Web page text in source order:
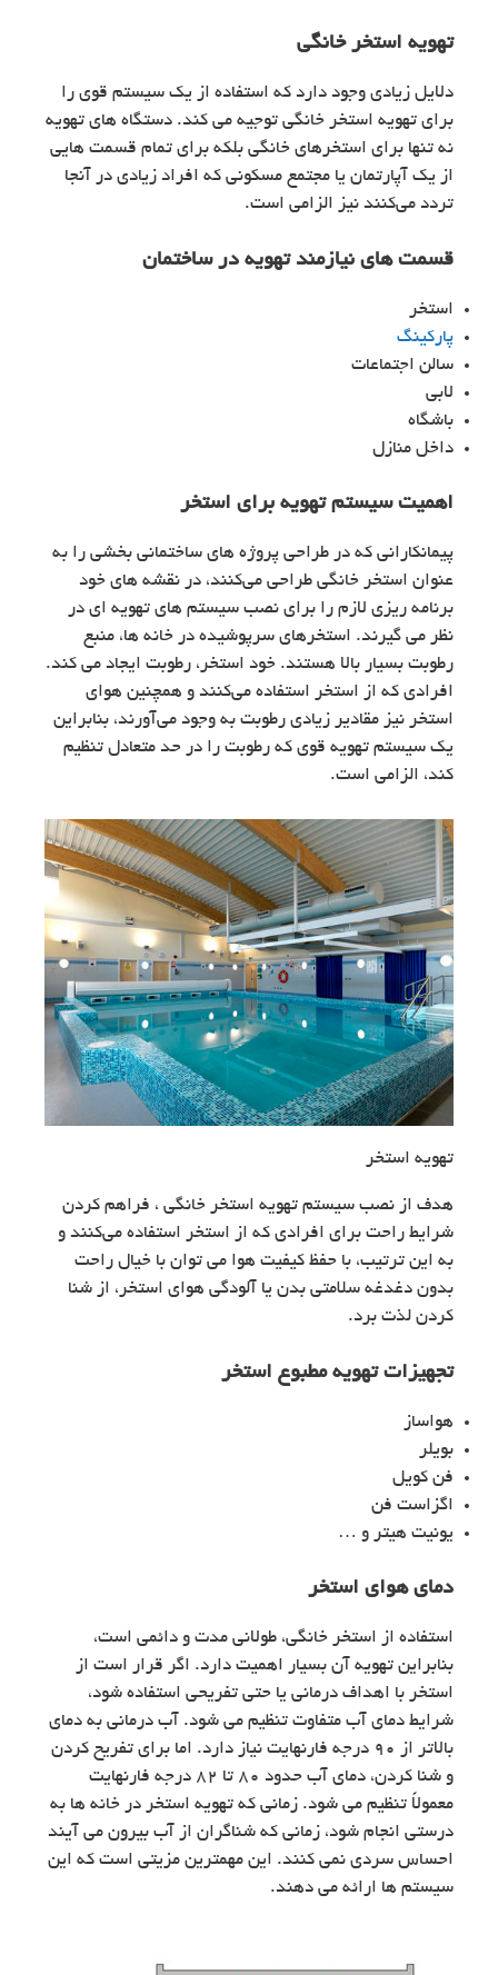
تهویه استخر خانگی
دلایل زیادی وجود دارد که استفاده از یک سیستم قوی را
برای تهویه استخر خانگی توجیه می کند. دستگاه های تهویه
نه تنها برای استخرهای خانگی بلکه برای تمام قسمت هایی
از یک آپارتمان یا مجتمع مسکونی که افراد زیادی در آنجا
تردد می‌کنند نیز الزامی است.
قسمت های نیازمند تهویه در ساختمان
استخر
پارکینگ
سالن اجتماعات
لابی
باشگاه
داخل منازل
اهمیت سیستم تهویه برای استخر
پیمانکارانی که در طراحی پروژه های ساختمانی بخشی را به
عنوان استخر خانگی طراحی می‌کنند، در نقشه های خود
برنامه ریزی لازم را برای نصب سیستم های تهویه ای در
نظر می گیرند. استخرهای سرپوشیده در خانه ها، منبع
رطوبت بسیار بالا هستند. خود استخر، رطوبت ایجاد می کند.
افرادی که از استخر استفاده می‌کنند و همچنین هوای
استخر نیز مقادیر زیادی رطوبت به وجود می‌آورند، بنابراین
یک سیستم تهویه قوی که رطوبت را در حد متعادل تنظیم
کند، الزامی است.
تهویه استخر
هدف از نصب سیستم تهویه استخر خانگی ، فراهم کردن
شرایط راحت برای افرادی که از استخر استفاده می‌کنند و
به این ترتیب، با حفظ کیفیت هوا می توان با خیال راحت
بدون دغدغه سلامتی بدن یا آلودگی هوای استخر، از شنا
کردن لذت برد.
تجهیزات تهویه مطبوع استخر
هواساز
بویلر
فن کویل
اگزاست فن
یونیت هیتر و …
دمای هوای استخر
استفاده از استخر خانگی، طولانی‌ مدت و دائمی است،
بنابراین تهویه آن بسیار اهمیت دارد. اگر قرار است از
استخر با اهداف درمانی یا حتی تفریحی استفاده شود،
شرایط دمای آب متفاوت تنظیم می شود. آب درمانی به دمای
بالاتر از ۹۰ درجه فارنهایت نیاز دارد. اما برای تفریح کردن
و شنا کردن، دمای آب حدود ۸۰ تا ۸۲ درجه فارنهایت
معمولاً تنظیم می شود. زمانی که تهویه استخر در خانه ها به
درستی انجام شود، زمانی که شناگران از آب بیرون می آیند
احساس سردی نمی کنند. این مهمترین مزیتی است که این
سیستم ها ارائه می دهند.